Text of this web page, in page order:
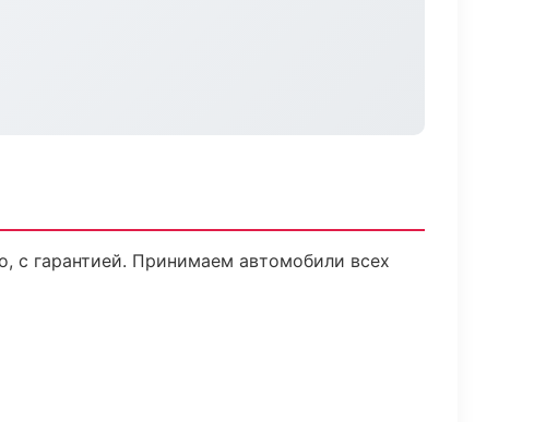
с гарантией. Принимаем автомобили всех